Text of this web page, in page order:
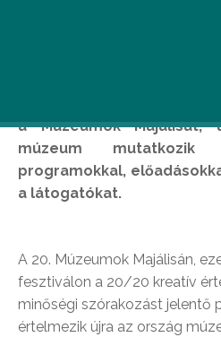
a Múzeumok
múzeum
programokkal,
a látogatókat.
A 20. Múzeumok Majálisán,
fesztiválon a 20/20 kreatív
minőségi szórakozást jelentő
értelmezik újra az ország